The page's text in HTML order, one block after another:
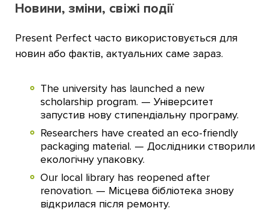
Новини, зміни, свіжі події
Present Perfect часто використовується для
новин або фактів, актуальних саме зараз.
The university has launched a new
scholarship program. — Університет
запустив нову стипендіальну програму.
Researchers have created an eco-friendly
packaging material. — Дослідники створили
екологічну упаковку.
Our local library has reopened after
renovation. — Місцева бібліотека знову
відкрилася після ремонту.